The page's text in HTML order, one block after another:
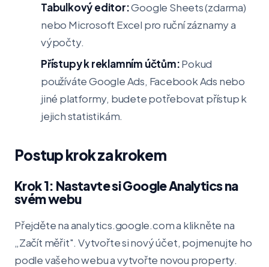
Tabulkový editor:Google Sheets (zdarma)
nebo Microsoft Excel pro ruční záznamy a
výpočty.
Přístupy k reklamním účtům:Pokud
používáte Google Ads, Facebook Ads nebo
jiné platformy, budete potřebovat přístup k
jejich statistikám.
Postup krok za krokem
Krok 1: Nastavte si Google Analytics na
svém webu
Přejděte na analytics.google.com a klikněte na
„Začít měřit". Vytvořte si nový účet, pojmenujte ho
podle vašeho webu a vytvořte novou property.